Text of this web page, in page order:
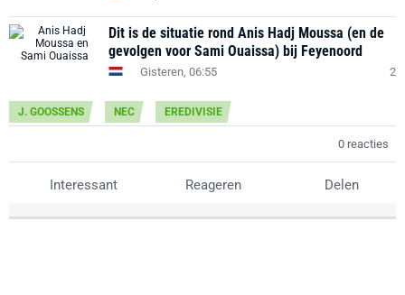
Dit is de situatie rond Anis Hadj Moussa (en de
gevolgen voor Sami Ouaissa) bij Feyenoord
Gisteren, 06:55 2
J. GOOSSENS NEC EREDIVISIE
0 reacties
Interessant Reageren Delen